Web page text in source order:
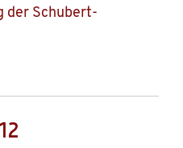
der Schubert-